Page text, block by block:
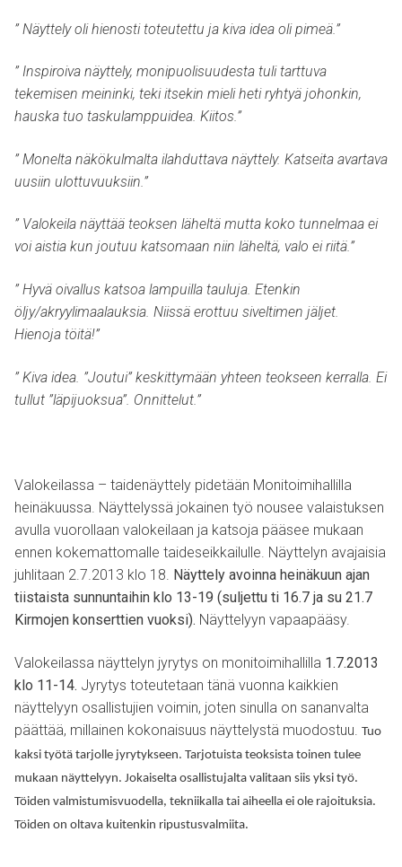
” Näyttely oli hienosti toteutettu ja kiva idea oli pimeä.”
” Inspiroiva näyttely, monipuolisuudesta tuli tarttuva
tekemisen meininki, teki itsekin mieli heti ryhtyä johonkin,
hauska tuo taskulamppuidea. Kiitos.”
” Monelta näkökulmalta ilahduttava näyttely. Katseita avartava
uusiin ulottuvuuksiin.”
” Valokeila näyttää teoksen läheltä mutta koko tunnelmaa ei
voi aistia kun joutuu katsomaan niin läheltä, valo ei riitä.”
” Hyvä oivallus katsoa lampuilla tauluja. Etenkin
öljy/akryylimaalauksia. Niissä erottuu siveltimen jäljet.
Hienoja töitä!”
” Kiva idea. ”Joutui” keskittymään yhteen teokseen kerralla. Ei
tullut ”läpijuoksua”. Onnittelut.”
Valokeilassa – taidenäyttely pidetään Monitoimihallilla
heinäkuussa. Näyttelyssä jokainen työ nousee valaistuksen
avulla vuorollaan valokeilaan ja katsoja pääsee mukaan
ennen kokemattomalle taideseikkailulle. Näyttelyn avajaisia
juhlitaan 2.7.2013 klo 18. Näyttely avoinna heinäkuun ajan
tiistaista sunnuntaihin klo 13-19 (suljettu ti 16.7 ja su 21.7
Kirmojen konserttien vuoksi). Näyttelyyn vapaapääsy.
Valokeilassa näyttelyn jyrytys on monitoimihallilla 1.7.2013
klo 11-14. Jyrytys toteutetaan tänä vuonna kaikkien
näyttelyyn osallistujien voimin, joten sinulla on sananvalta
päättää, millainen kokonaisuus näyttelystä muodostuu. Tuo
kaksi työtä tarjolle jyrytykseen. Tarjotuista teoksista toinen tulee
mukaan näyttelyyn. Jokaiselta osallistujalta valitaan siis yksi työ.
Töiden valmistumisvuodella, tekniikalla tai aiheella ei ole rajoituksia.
Töiden on oltava kuitenkin ripustusvalmiita.